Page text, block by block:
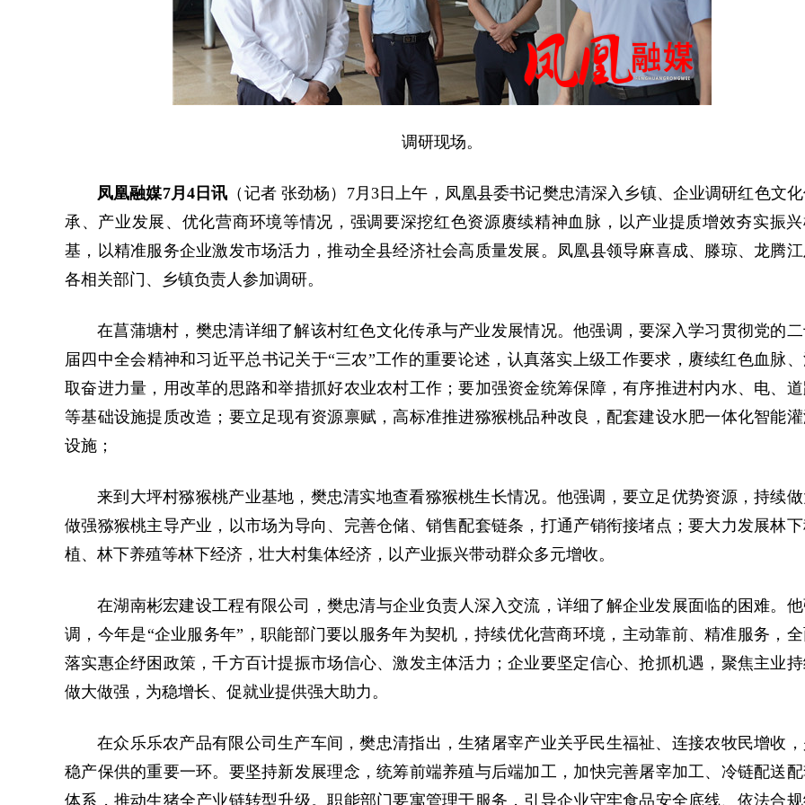
调研现场。
凤凰融媒7月4日讯 （ 记者 张劲杨 ） 7月3日上午，凤凰县委书记樊忠清深入乡镇、企业调研红色文
承、产业发展、优化营商环境等情况，强调要深挖红色资源赓续精神血脉，以产业提质增效夯实振兴
基，以精准服务企业激发市场活力，推动全县经济社会高质量发展。凤凰县领导麻喜成、滕琼、龙腾江
各相关部门、乡镇负责人参加调研。
在菖蒲塘村，樊忠清详细了解该村红色文化传承与产业发展情况。他强调，要深入学习贯彻党的
届四中全会精神和习近平总书记关于“三农”工作的重要论述，认真落实上级工作要求，赓续红色血脉、
取奋进力量，用改革的思路和举措抓好农业农村工作；要加强资金统筹保障，有序推进村内水、电、
等基础设施提质改造；要立足现有资源禀赋，高标准推进猕猴桃品种改良，配套建设水肥一体化智能
设施；
来到大坪村猕猴桃产业基地，樊忠清实地查看猕猴桃生长情况。他强调，要立足优势资源，持续
做强猕猴桃主导产业，以市场为导向、完善仓储、销售配套链条，打通产销衔接堵点；要大力发展林
植、林下养殖等林下经济，壮大村集体经济，以产业振兴带动群众多元增收。
在湖南彬宏建设工程有限公司，樊忠清与企业负责人深入交流，详细了解企业发展面临的困难。
调，今年是“企业服务年”，职能部门要以服务年为契机，持续优化营商环境，主动靠前、精准服务，全
落实惠企纾困政策，千方百计提振市场信心、激发主体活力；企业要坚定信心、抢抓机遇，聚焦主业
做大做强，为稳增长、促就业提供强大助力。
在众乐乐农产品有限公司生产车间，樊忠清指出，生猪屠宰产业关乎民生福祉、连接农牧民增收
稳产保供的重要一环。要坚持新发展理念，统筹前端养殖与后端加工，加快完善屠宰加工、冷链配送
体系，推动生猪全产业链转型升级。职能部门要寓管理于服务，引导企业守牢食品安全底线、依法合